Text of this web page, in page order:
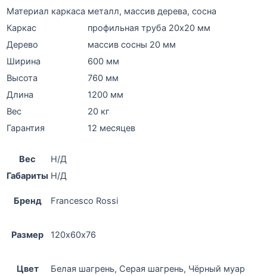
Материал каркаса металл, массив дерева, сосна
Каркас
профильная труба 20х20 мм
Дерево
массив сосны 20 мм
Ширина
600 мм
Высота
760 мм
Длина
1200 мм
Вес
20 кг
Гарантия
12 месяцев
Вес
Н/Д
Габариты Н/Д
Бренд Francesco Rossi
Размер 120х60х76
Цвет Белая шагрень, Серая шагрень, Чёрный муар